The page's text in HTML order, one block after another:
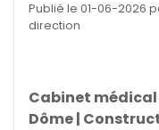
Publié le 01-06-2026
direction
Cabinet médical
Dôme |